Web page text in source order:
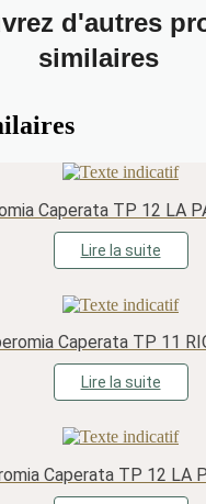
d'autres
similaires
Caperata TP 12 LA
Lire la suite
Caperata TP 11
Lire la suite
Caperata TP 12 LA